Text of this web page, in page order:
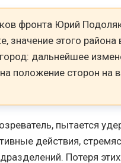
фронта Юрий
значение этого
дальнейшее
положение сторон на
пытается
действия,
Потеря